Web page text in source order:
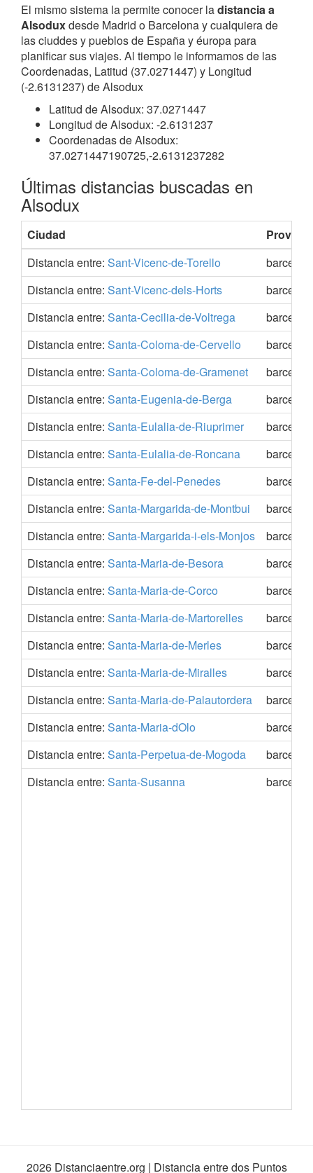
El mismo sistema la permite conocer ladistancia a
Alsoduxdesde Madrid o Barcelona y cualquiera de
las ciuddes y pueblos de España y éuropa para
planificar sus viajes. Al tiempo le informamos de las
Coordenadas, Latitud (37.0271447) y Longitud
(-2.6131237) de Alsodux
Latitud de Alsodux: 37.0271447
Longitud de Alsodux: -2.6131237
Coordenadas de Alsodux:
37.0271447190725,-2.6131237282
Últimas distancias buscadas en
Alsodux
Ciudad
Distancia entre: Sant-Vicenc-de-Torello
Distancia entre: Sant-Vicenc-dels-Horts
Distancia entre: Santa-Cecilia-de-Voltrega
Distancia entre: Santa-Coloma-de-Cervello
Distancia entre: Santa-Coloma-de-Gramenet
Distancia entre: Santa-Eugenia-de-Berga
Distancia entre: Santa-Eulalia-de-Riuprimer
Distancia entre: Santa-Eulalia-de-Roncana
Distancia entre: Santa-Fe-del-Penedes
Distancia entre: Santa-Margarida-de-Montbui
Distancia entre: Santa-Margarida-i-els-Monjos
Distancia entre: Santa-Maria-de-Besora
Distancia entre: Santa-Maria-de-Corco
Distancia entre: Santa-Maria-de-Martorelles
Distancia entre: Santa-Maria-de-Merles
Distancia entre: Santa-Maria-de-Miralles
Distancia entre: Santa-Maria-de-Palautordera
Distancia entre: Santa-Maria-dOlo
Distancia entre: Santa-Perpetua-de-Mogoda
Distancia entre: Santa-Susanna
2026 Distanciaentre.org | Distancia entre dos Puntos